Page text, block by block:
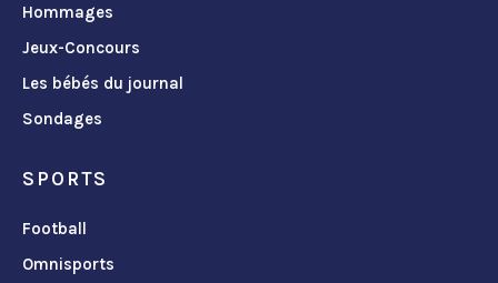
Hommages
Jeux-Concours
Les bébés du journal
Sondages
SPORTS
Football
Omnisports